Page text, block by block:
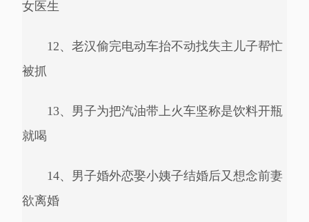
女医生
12、老汉偷完电动车抬不动找失主儿子帮忙
被抓
13、男子为把汽油带上火车坚称是饮料开瓶
就喝
14、男子婚外恋娶小姨子结婚后又想念前妻
欲离婚